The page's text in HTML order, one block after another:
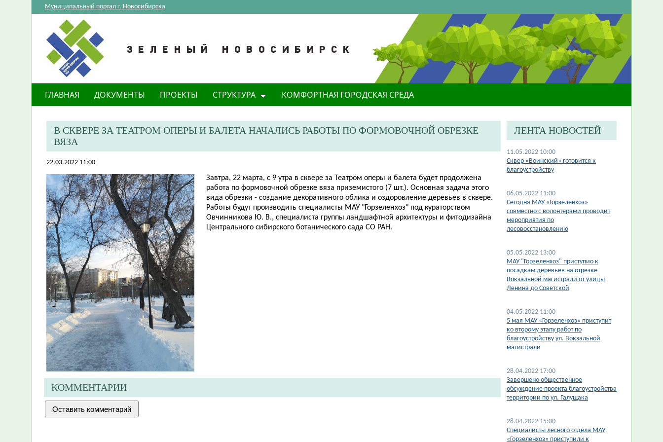
Муниципальный портал г. Новосибирска
ГЛАВНАЯ ДОКУМЕНТЫ ПРОЕКТЫ СТРУКТУРА КОМФОРТНАЯ ГОРОДСКАЯ СРЕДА
В СКВЕРЕ ЗА ТЕАТРОМ ОПЕРЫ И БАЛЕТА НАЧАЛИСЬ РАБОТЫ ПО ФОРМОВОЧНОЙ ОБРЕЗКЕ
ВЯЗА
22.03.2022 11:00
Завтра, 22 марта, с 9 утра в сквере за Театром оперы и балета будет продолжена
работа по формовочной обрезке вяза приземистого (7 шт.). Основная задача этого
вида обрезки - создание декоративного облика и оздоровление деревьев в сквере.
Работы будут производить специалисты МАУ "Горзеленхоз" под кураторством
Овчинникова Ю. В., специалиста группы ландшафтной архитектуры и фитодизайна
Центрального сибирского ботанического сада СО РАН.
КОММЕНТАРИИ
ЛЕНТА НОВОСТЕЙ
11.05.2022 10:00
Сквер «Воинский» готовится к
благоустройству
06.05.2022 11:00
Сегодня МАУ «Горзеленхоз»
совместно с волонтерами проводит
мероприятия по
лесовосстановлению
05.05.2022 13:00
МАУ "Горзеленхоз" приступио к
посадкам деревьев на отрезке
Вокзальной магистрали от улицы
Ленина до Советской
04.05.2022 11:00
5 мая МАУ «Горзеленхоз» приступит
ко второму этапу работ по
благоустройству ул. Вокзальной
магистрали
28.04.2022 17:00
Завершено общественное
обсуждение проекта благоустройства
территории по ул. Галущака
28.04.2022 15:00
Специалисты лесного отдела МАУ
«Горзеленхоз» приступили к